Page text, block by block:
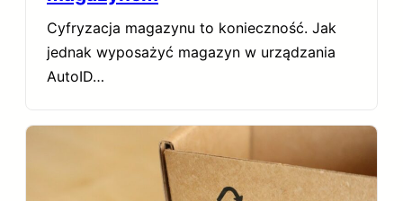
Cyfryzacja magazynu to konieczność. Jak
jednak wyposażyć magazyn w urządzania
AutoID…